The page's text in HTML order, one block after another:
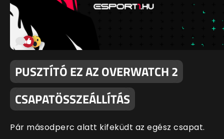
PUSZTÍTÓ EZ AZ OVERWATCH 2
CSAPATÖSSZEÁLLÍTÁS
Pár másodperc alatt kifeküdt az egész csapat.